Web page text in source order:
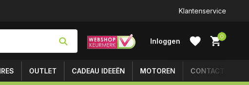
Klantenservice
Inloggen
0
OUTLET CADEAU IDEEËN MOTOREN CONTACT